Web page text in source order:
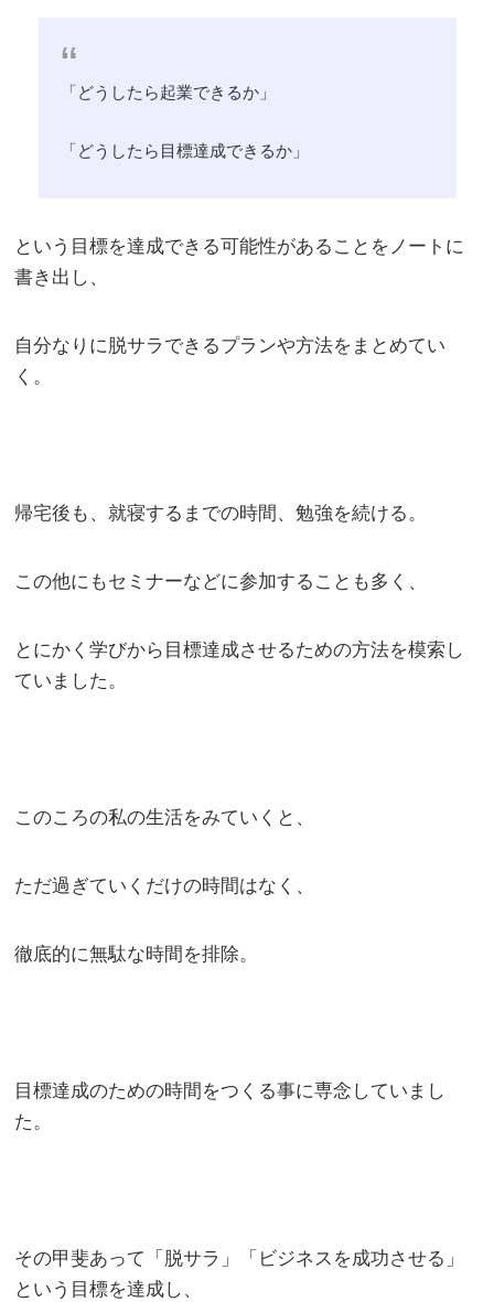
「どうしたら起業できるか」
「どうしたら目標達成できるか」
という目標を達成できる可能性があることをノートに
書き出し、
自分なりに脱サラできるプランや方法をまとめてい
く。
帰宅後も、就寝するまでの時間、勉強を続ける。
この他にもセミナーなどに参加することも多く、
とにかく学びから目標達成させるための方法を模索し
ていました。
このころの私の生活をみていくと、
ただ過ぎていくだけの時間はなく、
徹底的に無駄な時間を排除。
目標達成のための時間をつくる事に専念していまし
た。
その甲斐あって「脱サラ」「ビジネスを成功させる」
という目標を達成し、